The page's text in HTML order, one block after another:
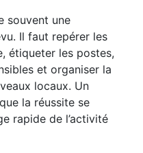
souvent une
Il faut repérer les
étiqueter les postes,
et organiser la
locaux. Un
la réussite se
rapide de l’activité